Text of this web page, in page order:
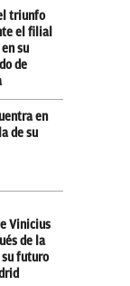
triunfo
el filial
su
de
en
de su
Vinicius
de la
su futuro